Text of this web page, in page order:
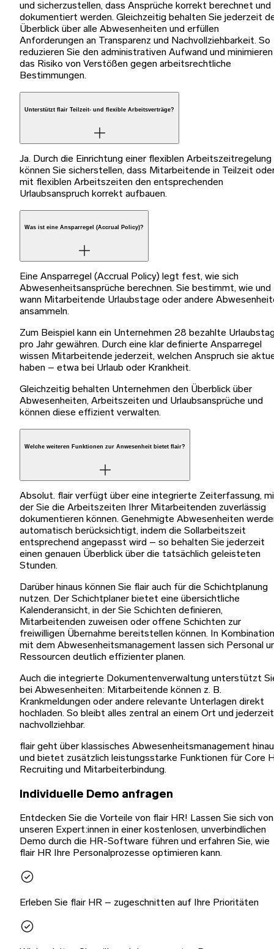
und sicherzustellen, dass Ansprüche korrekt berechnet und
dokumentiert werden. Gleichzeitig behalten Sie jederzeit
Überblick über alle Abwesenheiten und erfüllen
Anforderungen an Transparenz und Nachvollziehbarkeit. So
reduzieren Sie den administrativen Aufwand und minimieren
das Risiko von Verstößen gegen arbeitsrechtliche
Bestimmungen.
Unterstützt flair Teilzeit- und flexible Arbeitsverträge?
Ja. Durch die Einrichtung einer flexiblen Arbeitszeitregelung
können Sie sicherstellen, dass Mitarbeitende in Teilzeit
mit flexiblen Arbeitszeiten den entsprechenden
Urlaubsanspruch korrekt aufbauen.
Was ist eine Ansparregel (Accrual Policy)?
Eine Ansparregel (Accrual Policy) legt fest, wie sich
Abwesenheitsansprüche berechnen. Sie bestimmt, wie und
wann Mitarbeitende Urlaubstage oder andere
ansammeln.
Zum Beispiel kann ein Unternehmen 28 bezahlte
pro Jahr gewähren. Durch eine klar definierte Ansparregel
wissen Mitarbeitende jederzeit, welchen Anspruch sie
haben – etwa bei Urlaub oder Krankheit.
Gleichzeitig behalten Unternehmen den Überblick über
Abwesenheiten, Arbeitszeiten und Urlaubsansprüche und
können diese effizient verwalten.
Welche weiteren Funktionen zur Anwesenheit bietet flair?
Absolut. flair verfügt über eine integrierte Zeiterfassung,
der Sie die Arbeitszeiten Ihrer Mitarbeitenden zuverlässig
dokumentieren können. Genehmigte Abwesenheiten
automatisch berücksichtigt, indem die Sollarbeitszeit
entsprechend angepasst wird – so behalten Sie jederzeit
einen genauen Überblick über die tatsächlich geleisteten
Stunden.
Darüber hinaus können Sie flair auch für die Schichtplanung
nutzen. Der Schichtplaner bietet eine übersichtliche
Kalenderansicht, in der Sie Schichten definieren,
Mitarbeitenden zuweisen oder offene Schichten zur
freiwilligen Übernahme bereitstellen können. In Kombination
mit dem Abwesenheitsmanagement lassen sich Personal
Ressourcen deutlich effizienter planen.
Auch die integrierte Dokumentenverwaltung unterstützt
bei Abwesenheiten: Mitarbeitende können z. B.
Krankmeldungen oder andere relevante Unterlagen direkt
hochladen. So bleibt alles zentral an einem Ort und jederzeit
nachvollziehbar.
flair geht über klassisches Abwesenheitsmanagement
und bietet zusätzlich leistungsstarke Funktionen für Core
Recruiting und Mitarbeiterbindung.
Individuelle Demo anfragen
Entdecken Sie die Vorteile von flair HR! Lassen Sie sich von
unseren Expert:innen in einer kostenlosen, unverbindlichen
Demo durch die HR-Software führen und erfahren Sie, wie
flair HR Ihre Personalprozesse optimieren kann.
Erleben Sie flair HR – zugeschnitten auf Ihre Prioritäten